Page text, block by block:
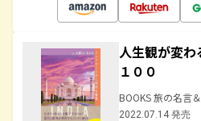
人生観が変わ
１００
BOOKS 旅の名言
2022.07.14 発売